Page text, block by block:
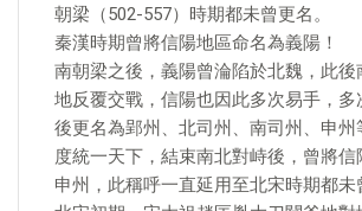
朝梁（502-557）時期都未曾更名。
秦漢時期曾將信陽地區命名為義陽！
南朝梁之後，義陽曾淪陷於北魏，此後
地反覆交戰，信陽也因此多次易手，多
後更名為郢州、北司州、南司州、申州
度統一天下，結束南北對峙後，曾將信
申州，此稱呼一直延用至北宋時期都未